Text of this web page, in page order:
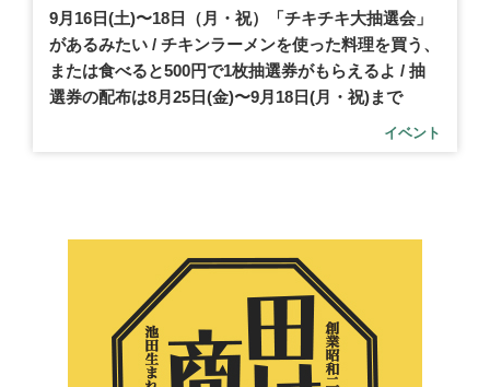
9月16日(土)〜18日（月・祝）「チキチキ大抽選会」
があるみたい / チキンラーメンを使った料理を買う、
または食べると500円で1枚抽選券がもらえるよ / 抽
選券の配布は8月25日(金)〜9月18日(月・祝)まで
イベント